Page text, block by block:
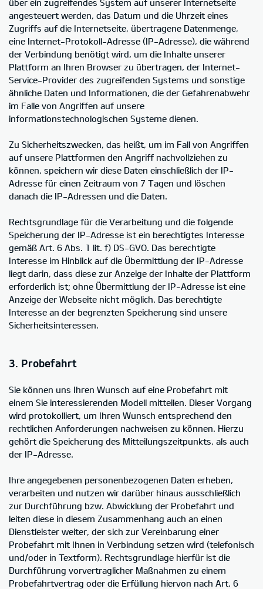
über ein zugreifendes System auf unserer Internetseite
angesteuert werden, das Datum und die Uhrzeit eines
Zugriffs auf die Internetseite, übertragene Datenmenge,
eine Internet-Protokoll-Adresse (IP-Adresse), die während
der Verbindung benötigt wird, um die Inhalte unserer
Plattform an Ihren Browser zu übertragen, der Internet-
Service-Provider des zugreifenden Systems und sonstige
ähnliche Daten und Informationen, die der Gefahrenabwehr
im Falle von Angriffen auf unsere
informationstechnologischen Systeme dienen.
Zu Sicherheitszwecken, das heißt, um im Fall von Angriffen
auf unsere Plattformen den Angriff nachvollziehen zu
können, speichern wir diese Daten einschließlich der IP-
Adresse für einen Zeitraum von 7 Tagen und löschen
danach die IP-Adressen und die Daten.
Rechtsgrundlage für die Verarbeitung und die folgende
Speicherung der IP-Adresse ist ein berechtigtes Interesse
gemäß Art. 6 Abs. 1 lit. f) DS-GVO. Das berechtigte
Interesse im Hinblick auf die Übermittlung der IP-Adresse
liegt darin, dass diese zur Anzeige der Inhalte der Plattform
erforderlich ist; ohne Übermittlung der IP-Adresse ist eine
Anzeige der Webseite nicht möglich. Das berechtigte
Interesse an der begrenzten Speicherung sind unsere
Sicherheitsinteressen.
3. Probefahrt
Sie können uns Ihren Wunsch auf eine Probefahrt mit
einem Sie interessierenden Modell mitteilen. Dieser Vorgang
wird protokolliert, um Ihren Wunsch entsprechend den
rechtlichen Anforderungen nachweisen zu können. Hierzu
gehört die Speicherung des Mitteilungszeitpunkts, als auch
der IP-Adresse.
Ihre angegebenen personenbezogenen Daten erheben,
verarbeiten und nutzen wir darüber hinaus ausschließlich
zur Durchführung bzw. Abwicklung der Probefahrt und
leiten diese in diesem Zusammenhang auch an einen
Dienstleister weiter, der sich zur Vereinbarung einer
Probefahrt mit Ihnen in Verbindung setzen wird (telefonisch
und/oder in Textform). Rechtsgrundlage hierfür ist die
Durchführung vorvertraglicher Maßnahmen zu einem
Probefahrtvertrag oder die Erfüllung hiervon nach Art. 6